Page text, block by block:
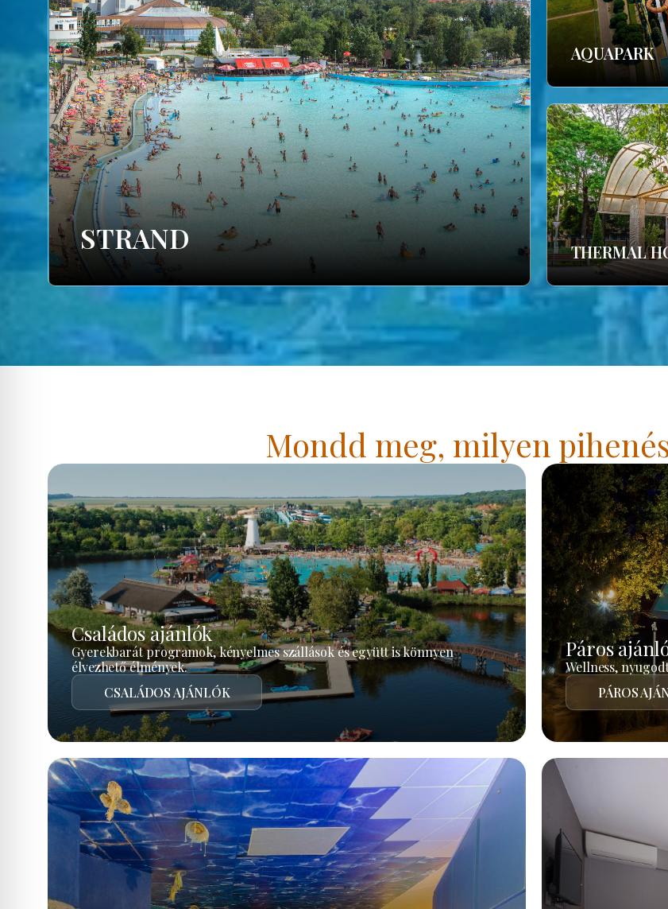
STRAND
AQUAPARK
THERMAL
Mondd meg, milyen
Családos ajánlók
Gyerekbarát programok, kényelmes szállások és együtt is könnyen
élvezhető élmények.
CSALÁDOS AJÁNLÓK
Páros
Wellness,
PÁROS